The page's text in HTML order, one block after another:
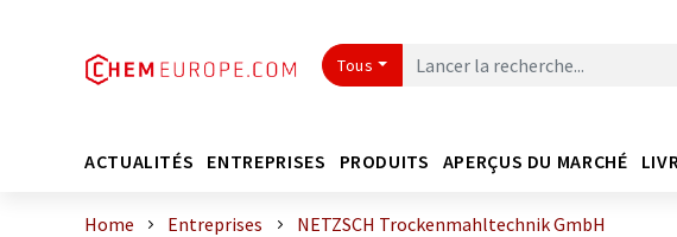
Tous
ACTUALITÉS ENTREPRISES PRODUITS APERÇUS DU MARCHÉ
Home Entreprises NETZSCH Trockenmahltechnik GmbH